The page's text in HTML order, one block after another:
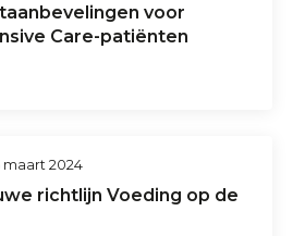
voor
Care-patiënten
maart 2024
richtlijn Voeding op de